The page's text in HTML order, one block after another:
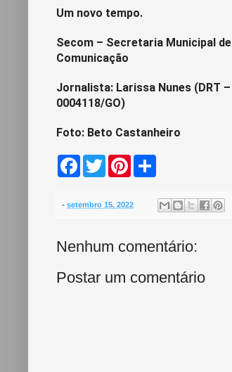
Um novo tempo.
Secom – Secretaria Municipal de
Comunicação
Jornalista: Larissa Nunes (DRT –
0004118/GO)
Foto: Beto Castanheiro
F
b
T
w
t
P
e
t
e
- setembro 15, 2022
Nenhum comentário:
Postar um comentário